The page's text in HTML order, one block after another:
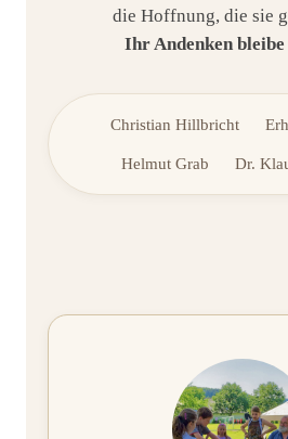
die Hoffnung, die sie
Ihr Andenken
Christian Hillbricht
Helmut Grab Dr.